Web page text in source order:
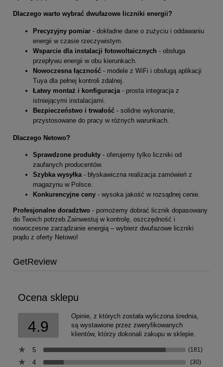
Dlaczego warto wybrać dwufazowe liczniki energii?
Precyzyjny pomiar - dokładne dane o zużyciu i oddawaniu
energii w czasie rzeczywistym.
Wsparcie dla instalacji fotowoltaicznych - obsługa
przepływu energii w obu kierunkach.
Nowoczesna łączność - modele z WiFi i obsługą aplikacji
Tuya dla pełnej kontroli zdalnej.
Łatwy montaż i konfiguracja - prosta integracja z
istniejącymi instalacjami.
Bezpieczeństwo i trwałość - solidne wykonanie,
przystosowane do pracy w różnych warunkach.
Dlaczego Netowo?
Sprawdzone produkty - oferujemy tylko liczniki od
zaufanych producentów.
Szybka wysyłka- błyskawiczna realizacja zamówień z
magazynu w Polsce.
Konkurencyjne ceny - wysoka jakość w rozsądnej cenie.
Profesjonalne doradztwo - pomożemy dobrać licznik dopasowany
do Twoich potrzeb.Zainwestuj w kontrolę, oszczędność i
nowoczesne zarządzanie energią – wybierz dwufazowe liczniki
prądu z oferty Netowo!
GetReview
Ocena sklepu
4.9
Opinie, z których została wyliczona średnia,
są wystawione przez zweryfikowanych
klientów, którzy dokonali zakupu w sklepie.
5 (181)
4 (30)